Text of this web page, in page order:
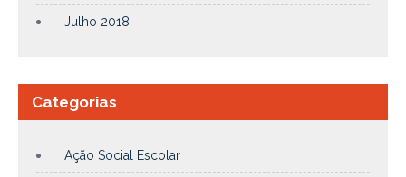
Julho 2018
Categorias
Ação Social Escolar